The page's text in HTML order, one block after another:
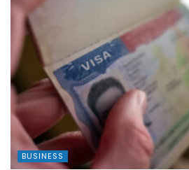
BUSINESS